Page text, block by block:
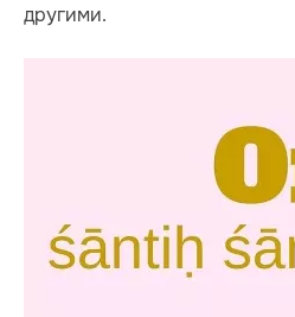
другими.